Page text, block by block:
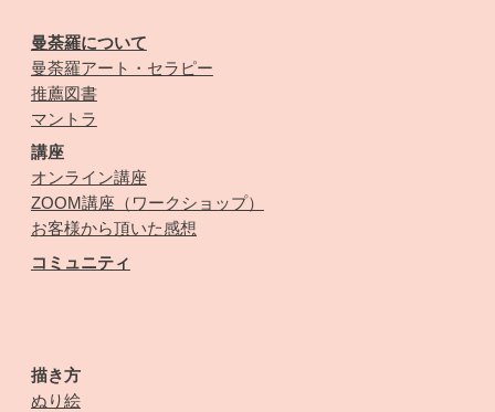
曼荼羅について
曼荼羅アート・セラピー
推薦図書
マントラ
講座
オンライン講座
ZOOM講座（ワークショップ）
お客様から頂いた感想
コミュニティ
描き方
ぬり絵